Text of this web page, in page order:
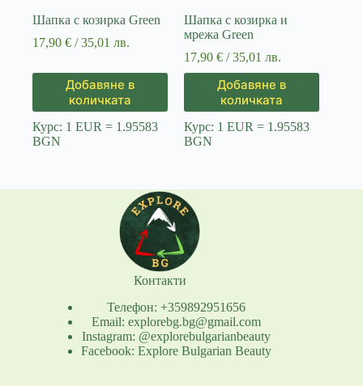
Шапка с козирка Green
17,90 € / 35,01 лв.
Добавяне в
количката
Курс: 1 EUR = 1.95583
BGN
Шапка с козирка и
мрежа Green
17,90€ / 35,01 лв.
Добавяне в
количката
Курс: 1 EUR = 1.95583
BGN
Контакти
Телефон: +359892951656
Email: explorebg.bg@gmail.com
Instagram: @explorebulgarianbeauty
Facebook: Explore Bulgarian Beauty